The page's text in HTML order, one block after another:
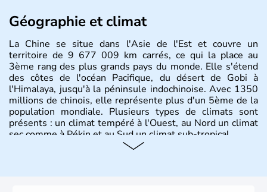
Géographie et climat
La Chine se situe dans l'Asie de l'Est et couvre un
territoire de 9 677 009 km carrés, ce qui la place au
3ème rang des plus grands pays du monde. Elle s'étend
des côtes de l'océan Pacifique, du désert de Gobi à
l'Himalaya, jusqu'à la péninsule indochinoise. Avec 1350
millions de chinois, elle représente plus d'un 5ème de la
population mondiale. Plusieurs types de climats sont
présents : un climat tempéré à l'Ouest, au Nord un climat
sec comme à Pékin et au Sud un climat sub-tropical.